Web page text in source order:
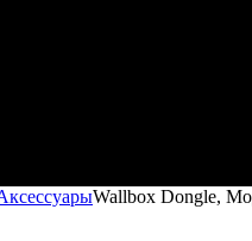
Wallbox Dongle,